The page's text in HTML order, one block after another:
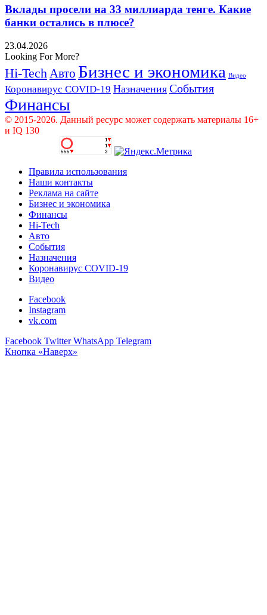
Вклады просели на 33 миллиарда тенге. Какие
банки остались в плюсе?
23.04.2026
Looking For More?
Hi-Tech Авто Бизнес и экономика Видео
Коронавирус COVID-19 Назначения События
Финансы
© 2015-2026. Данный ресурс может содержать материалы 16+
и IQ 130
Правила использования
Наши контакты
Реклама на сайте
Бизнес и экономика
Финансы
Hi-Tech
Авто
События
Назначения
Коронавирус COVID-19
Видео
Facebook
Instagram
vk.com
Facebook Twitter WhatsApp Telegram
Кнопка «Наверх»